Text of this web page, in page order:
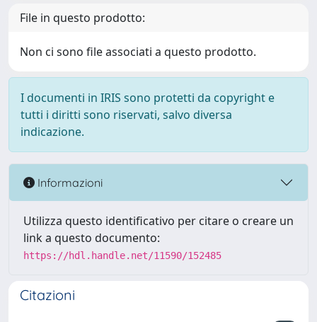
File in questo prodotto:
Non ci sono file associati a questo prodotto.
I documenti in IRIS sono protetti da copyright e
tutti i diritti sono riservati, salvo diversa
indicazione.
Informazioni
Utilizza questo identificativo per citare o creare un
link a questo documento:
https://hdl.handle.net/11590/152485
Citazioni